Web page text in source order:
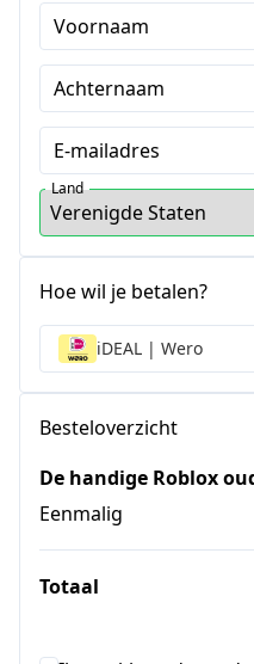
Voornaam
Achternaam
E-mailadres
Land
Hoe wil je betalen?
iDEAL | Wero
Besteloverzicht
De handige Roblox
Eenmalig
Totaal